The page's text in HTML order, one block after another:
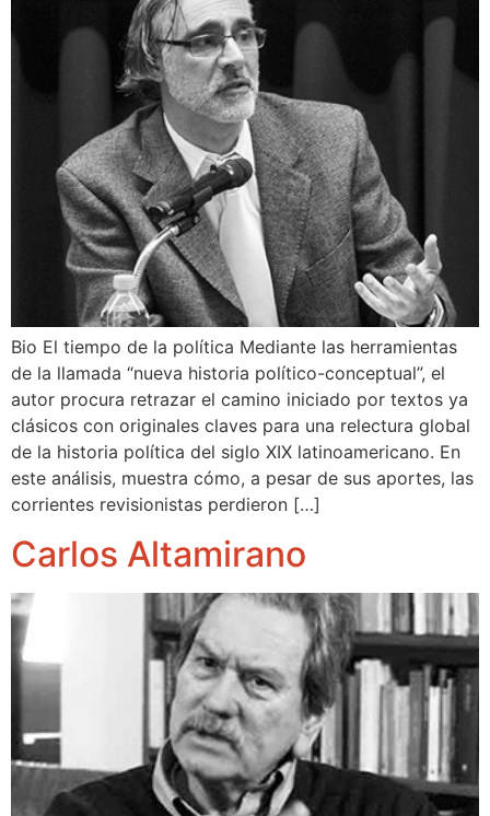
Bio El tiempo de la política Mediante las herramientas
de la llamada “nueva historia político-conceptual”, el
autor procura retrazar el camino iniciado por textos ya
clásicos con originales claves para una relectura global
de la historia política del siglo XIX latinoamericano. En
este análisis, muestra cómo, a pesar de sus aportes, las
corrientes revisionistas perdieron […]
Carlos Altamirano